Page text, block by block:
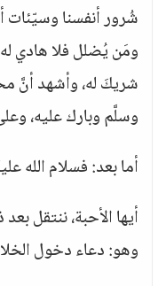
شُرور أنفسنا وسيّئات
ومَن يُضلل فلا هادي
شريكَ له، وأشهد أنَّ
وسلَّم وبارك عليه،
أما بعد: فسلام الله
أيها الأحبة، ننتقل
وهو: دعاء دخول